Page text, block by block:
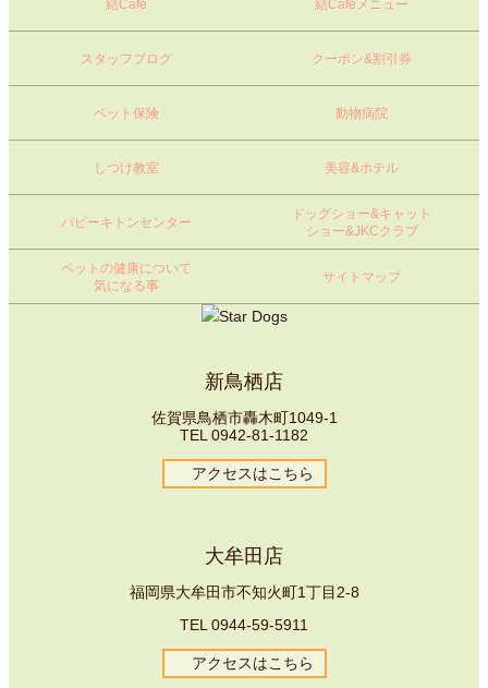
結Cafe 結Cafeメニュー
スタッフブログ クーポン&割引券
ペット保険 動物病院
しつけ教室 美容&ホテル
パピーキトンセンター
ドッグショー&キャット
ショー&JKCクラブ
ペットの健康について
気になる事
サイトマップ
新鳥栖店
佐賀県鳥栖市轟木町1049-1
TEL0942-81-1182
アクセスはこちら
大牟田店
福岡県大牟田市不知火町1丁目2-8
TEL0944-59-5911
アクセスはこちら